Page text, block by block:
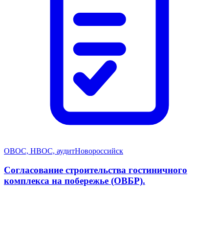
ОВОС, НВОС, аудитНовороссийск
Согласование строительства гостиничного
комплекса на побережье (ОВБР).